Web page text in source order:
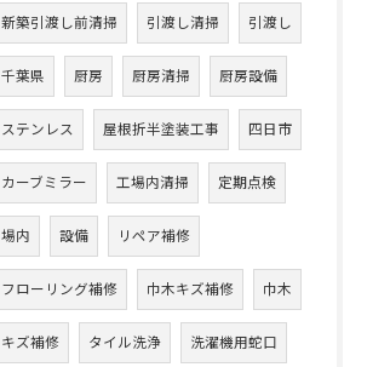
新築引渡し前清掃 引渡し清掃 引渡し
千葉県 厨房 厨房清掃 厨房設備
ステンレス 屋根折半塗装工事 四日市
カーブミラー 工場内清掃 定期点検
場内 設備 リペア補修
フローリング補修 巾木キズ補修 巾木
キズ補修 タイル洗浄 洗濯機用蛇口